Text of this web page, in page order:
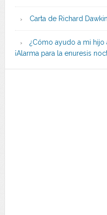
Carta de Richard
¿Cómo ayudo a mi hijo
¡Alarma para la enuresis